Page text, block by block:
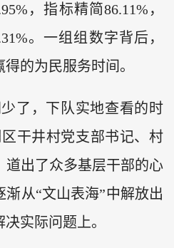
，指标精简86.11%，
。一组组数字背后，
的为民服务时间。
了，下队实地查看的时
干井村党支部书记、村
道出了众多基层干部的心
从“文山表海”中解放出
实际问题上。